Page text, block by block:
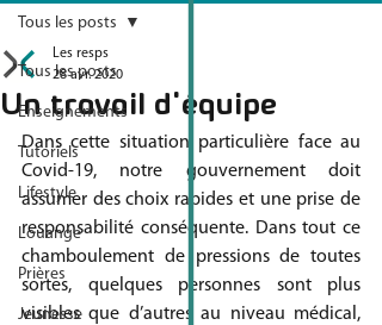
Tous les posts
Enseignements
Tutoriels
Lifestyle
Louange
Prières
Jeunesse
Tous les posts
Un travail d'équipe
Les resps
28 avr. 2020
Dans cette situation particulière face au
Covid-19, notre gouvernement doit
assumer des choix rapides et une prise de
responsabilité conséquente. Dans tout ce
chamboulement de pressions de toutes
sortes, quelques personnes sont plus
visibles que d’autres au niveau médical,